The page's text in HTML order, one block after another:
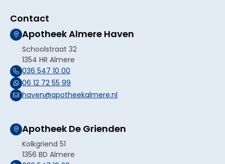
Contact
Apotheek Almere Haven
Schoolstraat 32
1354 HR Almere
036 547 10 00
06 12 72 55 99
haven@apotheekalmere.nl
Apotheek De Grienden
Kolkgriend 51
1356 BD Almere